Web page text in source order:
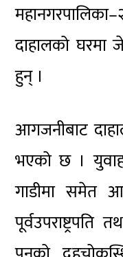
दाहालको
हुन् ।
आगजनीबाट
भएको छ ।
गाडीमा समेत
पूर्वउपराष्ट्रपति